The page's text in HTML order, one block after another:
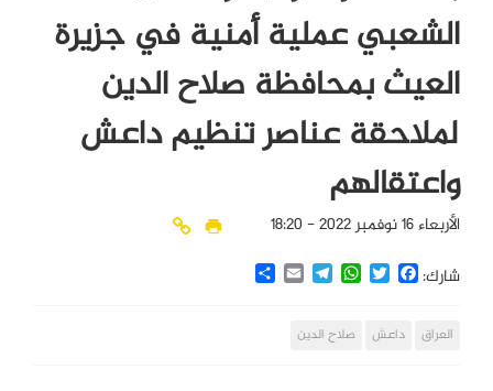
الشعبي عملية أمنية في جزيرة
العيث بمحافظة صلاح الدين
لملاحقة عناصر تنظيم داعش
واعتقالهم
الأربعاء 16 نوفمبر 2022 - 18:20
شارك:
Facebook
Twitter
WhatsApp
Telegram
Email
Share
العراق داعش صلاح الدين